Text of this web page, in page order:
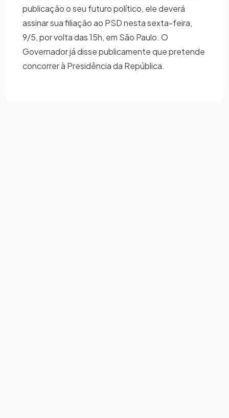
publicação o seu futuro político, ele deverá
assinar sua filiação ao PSD nesta sexta-feira,
9/5, por volta das 15h, em São Paulo. O
Governador já disse publicamente que pretende
concorrer à Presidência da República.